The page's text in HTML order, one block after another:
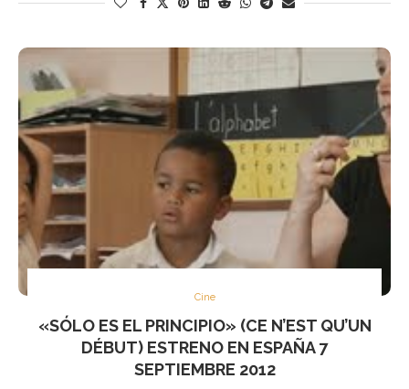
Cine
«SÓLO ES EL PRINCIPIO» (CE N’EST QU’UN
DÉBUT) ESTRENO EN ESPAÑA 7
SEPTIEMBRE 2012